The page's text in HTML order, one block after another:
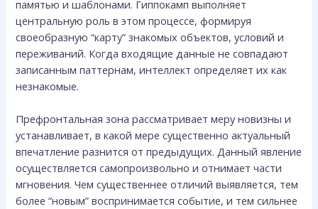
памятью и шаблонами. Гиппокамп выполняет
центральную роль в этом процессе, формируя
своеобразную “карту” знакомых объектов, условий и
переживаний. Когда входящие данные не совпадают
записанным паттернам, интеллект определяет их как
незнакомые.
Префронтальная зона рассматривает меру новизны и
устанавливает, в какой мере существенно актуальный
впечатление разнится от предыдущих. Данный явление
осуществляется самопроизвольно и отнимает части
мгновения. Чем существеннее отличий выявляется, тем
более “новым” воспринимается событие, и тем сильнее